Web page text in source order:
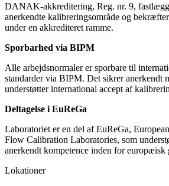
DANAK-akkreditering, Reg. nr. 9,
anerkendte kalibreringsområde og
under en akkrediteret ramme.
Sporbarhed via BIPM
Alle arbejdsnormaler er sporbare til
standarder via BIPM. Det sikrer anerkendt
understøtter international accept af
Deltagelse i EuReGa
Laboratoriet er en del af EuReGa,
Flow Calibration Laboratories, som
anerkendt kompetence inden for
Lokationer